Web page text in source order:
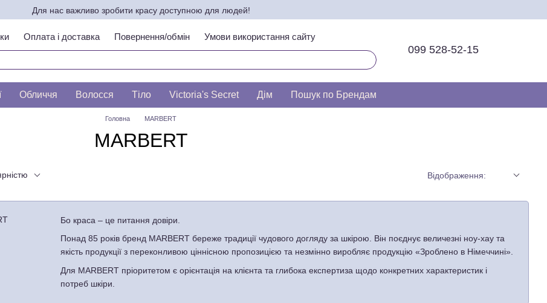
Для нас важливо зробити красу доступною для людей!
Оплата і доставка Повернення/обмін
Умови використання сайту
шкіри по ЛЕСЛІ БАУМАНН
099 528-52-15
Обличчя Волосся Тіло Victoria's Secret Дім Пошук по Брендам
Головна MARBERT
MARBERT
Відображення:
Бо краса – це питання довіри.
Понад 85 років бренд MARBERT береже традиції чудового догляду за шкірою. Він поєднує величезні ноу-хау та
якість продукції з переконливою ціннісною пропозицією та незмінно виробляє продукцію «Зроблено в Німеччині».
Для MARBERT пріоритетом є орієнтація на клієнта та глибока експертиза щодо конкретних характеристик і
потреб шкіри.